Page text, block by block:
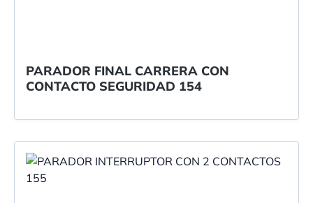
PARADOR FINAL CARRERA CON
CONTACTO SEGURIDAD 154